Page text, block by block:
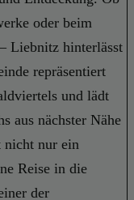
oder beim
Liebnitz hinterlässt
repräsentiert
und lädt
aus nächster Nähe
nicht nur ein
Reise in die
der